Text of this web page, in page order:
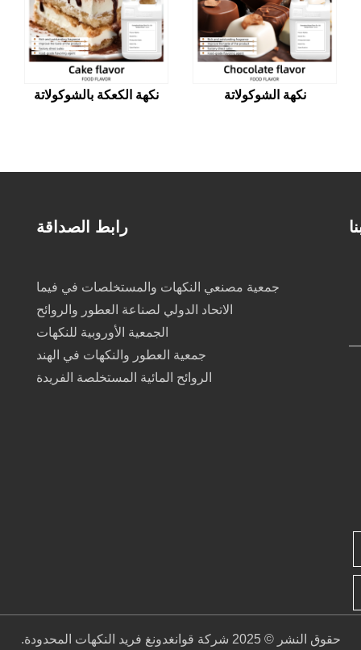
نكهة الكعكة بالشوكولاتة نكهة الشوكولاتة
رابط الصداقة
جمعية مصنعي النكهات والمستخلصات في فيما
الاتحاد الدولي لصناعة العطور والروائح
الجمعية الأوروبية للنكهات
جمعية العطور والنكهات في الهند
الروائح المائية المستخلصة الفريدة
حقوق النشر © 2025 شركة قوانغدونغ فريد النكهات المحدودة.